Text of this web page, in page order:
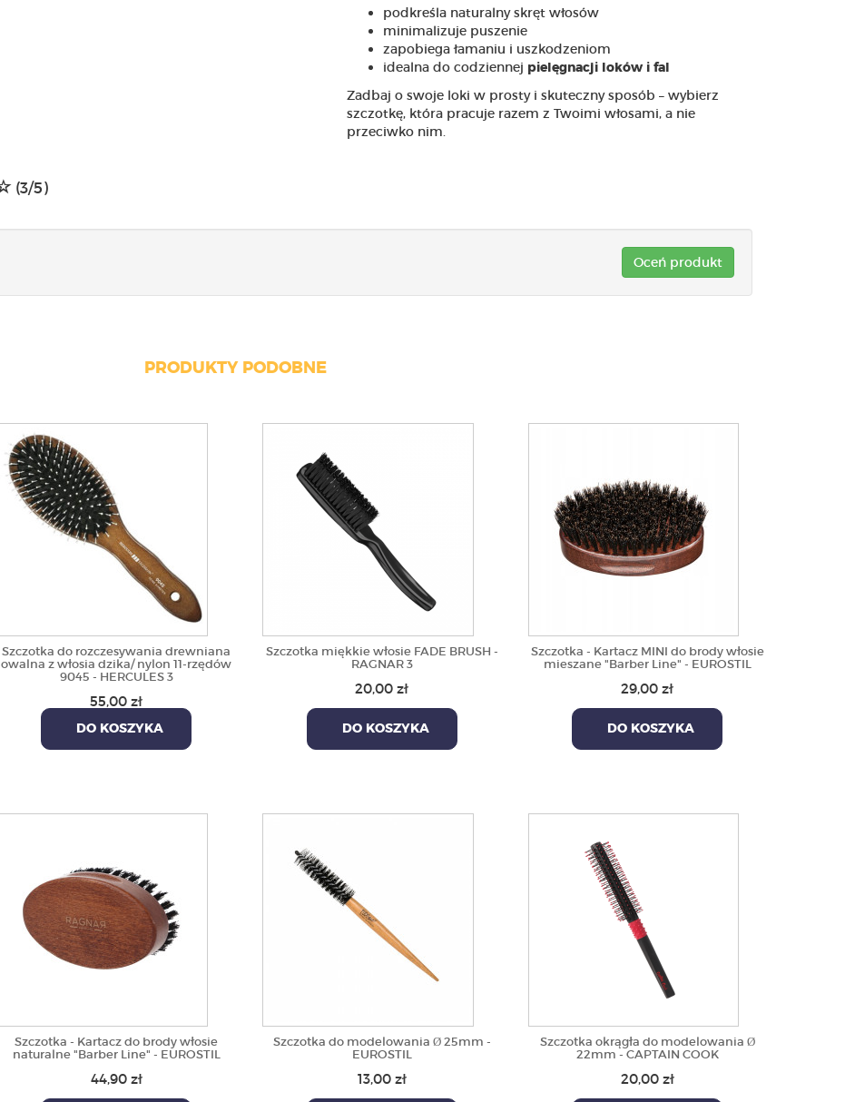
podkreśla naturalny skręt włosów
minimalizuje puszenie
zapobiega łamaniu i uszkodzeniom
idealna do codziennej pielęgnacji loków i fal
Zadbaj o swoje loki w prosty i skuteczny sposób – wybierz
szczotkę, która pracuje razem z Twoimi włosami, a nie
przeciwko nim.
(3/5)
Oceń produkt
PRODUKTY PODOBNE
Szczotka do rozczesywania drewniana
owalna z włosia dzika/ nylon 11-rzędów
9045 - HERCULES 3
55,00 zł
DO KOSZYKA
Szczotka miękkie włosie FADE BRUSH -
RAGNAR 3
20,00 zł
DO KOSZYKA
Szczotka - Kartacz MINI do brody włosie
mieszane "Barber Line" - EUROSTIL
29,00 zł
DO KOSZYKA
Szczotka - Kartacz do brody włosie
naturalne "Barber Line" - EUROSTIL
44,90 zł
Szczotka do modelowania Ø 25mm -
EUROSTIL
13,00 zł
Szczotka okrągła do modelowania Ø
22mm - CAPTAIN COOK
20,00 zł